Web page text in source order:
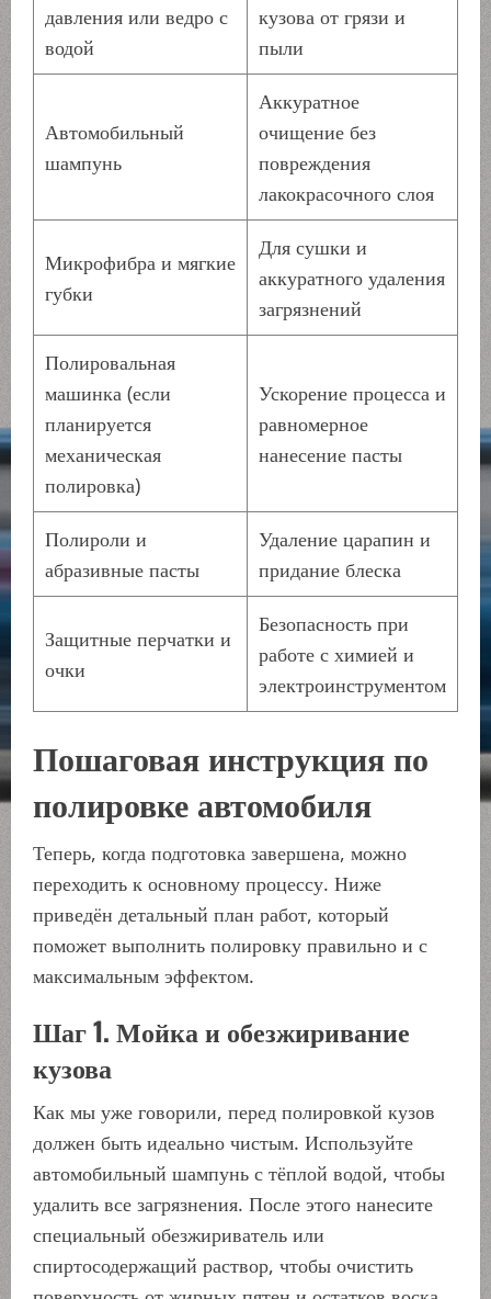
давления или ведро с
водой
кузова от грязи и
пыли
Автомобильный
шампунь
Аккуратное
очищение без
повреждения
лакокрасочного слоя
Микрофибра и мягкие
губки
Для сушки и
аккуратного удаления
загрязнений
Полировальная
машинка (если
планируется
механическая
полировка)
Ускорение процесса и
равномерное
нанесение пасты
Полироли и
абразивные пасты
Удаление царапин и
придание блеска
Защитные перчатки и
очки
Безопасность при
работе с химией и
электроинструментом
Пошаговая инструкция по
полировке автомобиля
Теперь, когда подготовка завершена, можно
переходить к основному процессу. Ниже
приведён детальный план работ, который
поможет выполнить полировку правильно и с
максимальным эффектом.
Шаг 1. Мойка и обезжиривание
кузова
Как мы уже говорили, перед полировкой кузов
должен быть идеально чистым. Используйте
автомобильный шампунь с тёплой водой, чтобы
удалить все загрязнения. После этого нанесите
специальный обезжириватель или
спиртосодержащий раствор, чтобы очистить